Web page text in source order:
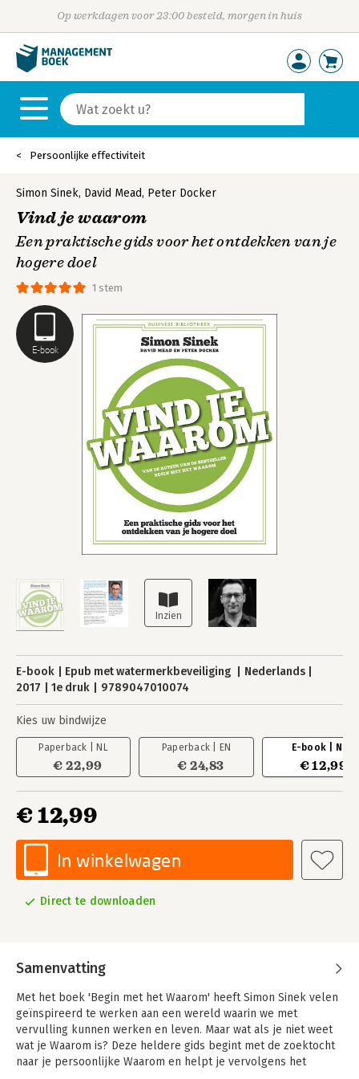
Op werkdagen voor 23:00 besteld, morgen in huis
Persoonlijke effectiviteit
E-book
1 stem
Simon Sinek, David Mead, Peter Docker
Vind je waarom
Een praktische gids voor het ontdekken van je
hogere doel
E-book Epub met watermerkbeveiliging
Nederlands
2017
1e druk 9789047010074
Kies uw bindwijze
Paperback | NL
€ 22,99
Paperback | EN
€ 24,83
E-book | NL
€ 12,99
€ 12,99
In winkelwagen
Direct te downloaden
Samenvatting
Met het boek 'Begin met het Waarom' heeft Simon Sinek velen
geïnspireerd te werken aan een wereld waarin we met
vervulling kunnen werken en leven. Maar wat als je niet weet
wat je Waarom is? Deze heldere gids begint met de zoektocht
naar je persoonlijke Waarom en helpt je vervolgens het